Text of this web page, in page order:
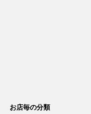
お店毎の分類